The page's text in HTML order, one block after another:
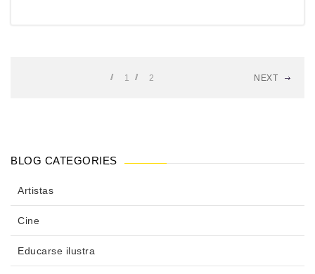
1 2 NEXT
BLOG CATEGORIES
Artistas
Cine
Educarse ilustra